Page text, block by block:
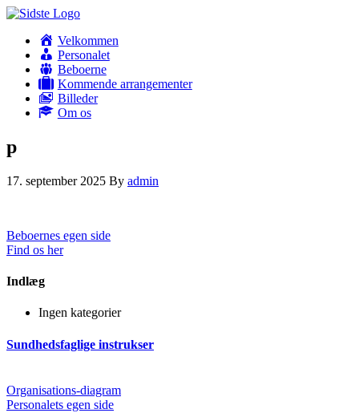
Velkommen
Personalet
Beboerne
Kommende arrangementer
Billeder
Om os
p
17. september 2025 By admin
Beboernes egen side
Find os her
Indlæg
Ingen kategorier
Sundhedsfaglige instrukser
Organisations-diagram
Personalets egen side